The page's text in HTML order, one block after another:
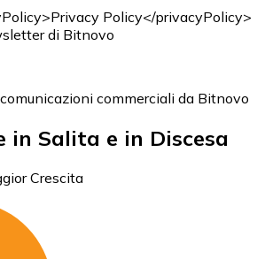
Policy</privacyPolicy>
di Bitnovo
commerciali da Bitnovo
in Salita e in Discesa
Crescita